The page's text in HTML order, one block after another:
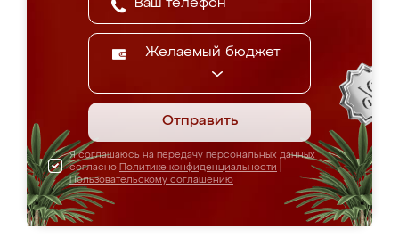
Желаемый бюджет
Отправить
Я соглашаюсь на передачу персональных данных
согласно Политике конфиденциальности
Пользовательскому соглашению